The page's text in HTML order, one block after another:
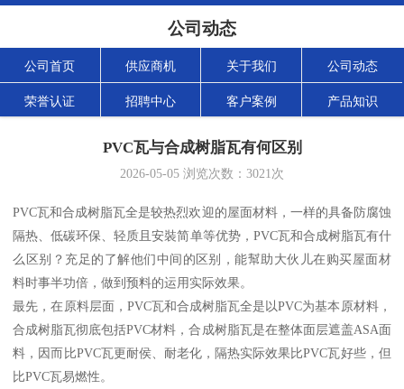
公司动态
公司首页 供应商机 关于我们 公司动态
荣誉认证 招聘中心 客户案例 产品知识
PVC瓦与合成树脂瓦有何区别
2026-05-05 浏览次数： 3021次
PVC瓦和合成树脂瓦全是较热烈欢迎的屋面材料，一样的具备防腐蚀
隔热、低碳环保、轻质且安裝简单等优势，PVC瓦和合成树脂瓦有什
么区别？充足的了解他们中间的区别，能幫助大伙儿在购买屋面材
料时事半功倍，做到预料的运用实际效果。
最先，在原料层面，PVC瓦和合成树脂瓦全是以PVC为基本原材料，
合成树脂瓦彻底包括PVC材料，合成树脂瓦是在整体面层遮盖ASA面
料，因而比PVC瓦更耐侯、耐老化，隔热实际效果比PVC瓦好些，但
比PVC瓦易燃性。